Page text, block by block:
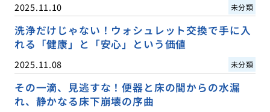
2025.11.10 未分類
洗浄だけじゃない！ウォシュレット交換で手に入
れる「健康」と「安心」という価値
2025.11.08 未分類
その一滴、見逃すな！便器と床の間からの水漏
れ、静かなる床下崩壊の序曲